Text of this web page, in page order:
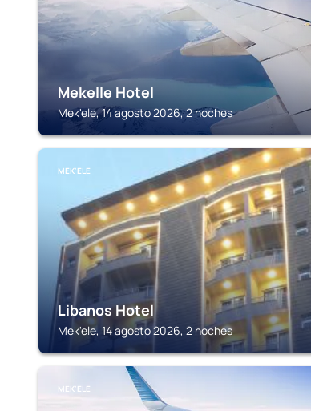
Mekelle Hotel
Mek'ele, 14 agosto 2026, 2 noches
MEK'ELE
Libanos Hotel
Mek'ele, 14 agosto 2026, 2 noches
MEK'ELE